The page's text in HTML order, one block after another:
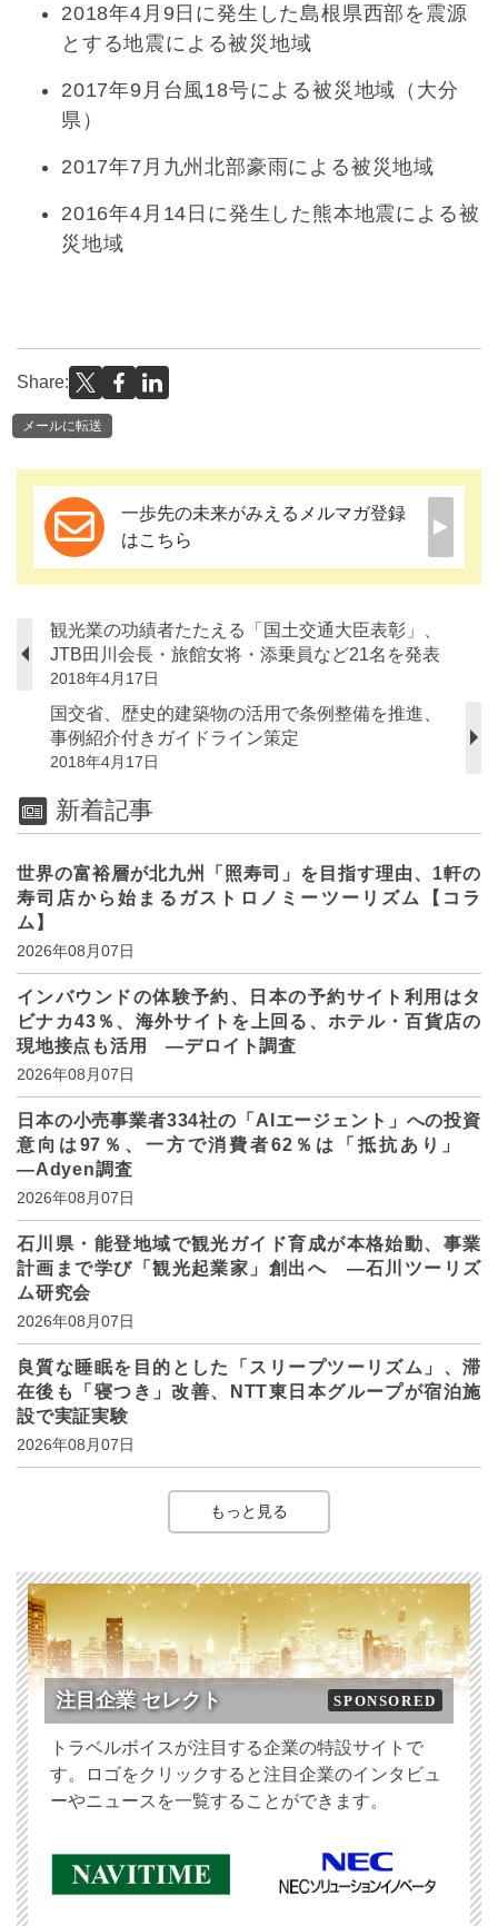
2018年4月9日に発生した島根県西部を震源
とする地震による被災地域
2017年9月台風18号による被災地域（大分
県）
2017年7月九州北部豪雨による被災地域
2016年4月14日に発生した熊本地震による被
災地域
Share:
メールに転送
一歩先の未来がみえるメルマガ登録
はこちら
観光業の功績者たたえる「国土交通大臣表彰」、
JTB田川会長・旅館女将・添乗員など21名を発表
2018年4月17日
国交省、歴史的建築物の活用で条例整備を推進、
事例紹介付きガイドライン策定
2018年4月17日
新着記事
世界の富裕層が北九州「照寿司」を目指す理由、1軒の
寿司店から始まるガストロノミーツーリズム【コラ
ム】
2026年08月07日
インバウンドの体験予約、日本の予約サイト利用はタ
ビナカ43％、海外サイトを上回る、ホテル・百貨店の
現地接点も活用 ―デロイト調査
2026年08月07日
日本の小売事業者334社の「AIエージェント」への投資
意向は97％、一方で消費者62％は「抵抗あり」
―Adyen調査
2026年08月07日
石川県・能登地域で観光ガイド育成が本格始動、事業
計画まで学び「観光起業家」創出へ ―石川ツーリズ
ム研究会
2026年08月07日
良質な睡眠を目的とした「スリープツーリズム」、滞
在後も「寝つき」改善、NTT東日本グループが宿泊施
設で実証実験
2026年08月07日
もっと見る
注目企業 セレクト SPONSORED
トラベルボイスが注目する企業の特設サイトで
す。ロゴをクリックすると注目企業のインタビュ
ーやニュースを一覧することができます。